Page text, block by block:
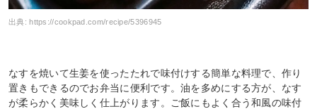
出典:https://cookpad.com/recipe/5396945
なすを焼いて生姜を使ったたれで味付けする簡単な料理で、作り
置きもできるのでお弁当に便利です。油を多めにする方が、なす
が柔らかく美味しく仕上がります。ご飯にもよく合う和風の味付